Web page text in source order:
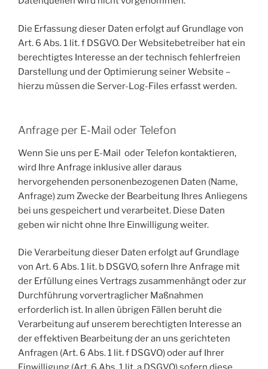
Die Erfassung dieser Daten erfolgt auf Grundlage von
Art. 6 Abs. 1 lit. f DSGVO. Der Websitebetreiber hat ein
berechtigtes Interesse an der technisch fehlerfreien
Darstellung und der Optimierung seiner Website –
hierzu müssen die Server-Log-Files erfasst werden.
Anfrage per E-Mail oder Telefon
Wenn Sie uns per E-Mail oder Telefon kontaktieren,
wird Ihre Anfrage inklusive aller daraus
hervorgehenden personenbezogenen Daten (Name,
Anfrage) zum Zwecke der Bearbeitung Ihres Anliegens
bei uns gespeichert und verarbeitet. Diese Daten
geben wir nicht ohne Ihre Einwilligung weiter.
Die Verarbeitung dieser Daten erfolgt auf Grundlage
von Art. 6 Abs. 1 lit. b DSGVO, sofern Ihre Anfrage mit
der Erfüllung eines Vertrags zusammenhängt oder zur
Durchführung vorvertraglicher Maßnahmen
erforderlich ist. In allen übrigen Fällen beruht die
Verarbeitung auf unserem berechtigten Interesse an
der effektiven Bearbeitung der an uns gerichteten
Anfragen (Art. 6 Abs. 1 lit. f DSGVO) oder auf Ihrer